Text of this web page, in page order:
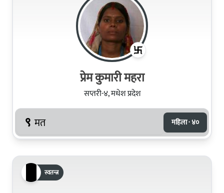
प्रेम कुमारी महरा
सप्तरी-४, मधेश प्रदेश
९ मत महिला · ४०
स्वतन्त्र